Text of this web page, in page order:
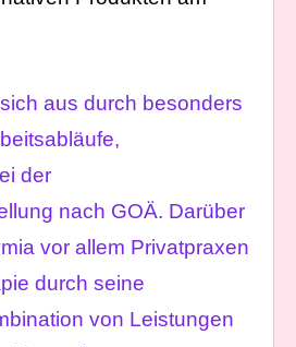
aus durch besonders
der
nach GOÄ. Darüber
vor allem Privatpraxen
durch seine
von Leistungen